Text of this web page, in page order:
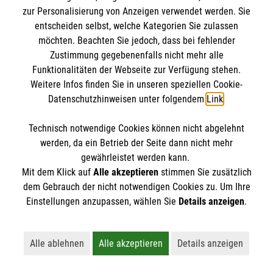
des Malteser Hilfsdienstes e.V. und des Bistums
Eichstätt.
Unser Fahrdienst umfasst Linienfahrten zu (Förder-)
Schulen, zu Kindergärten, Tagesstätten und
Einrichtungen für Erwachsene mit Behinderung.
Die Ausstattung der Fahrzeuge entspricht immer
den Bedürfnissen der jeweiligen Fahrgäste:
Fahrzeuge mit Rollstuhlhebebühne
absenkbare Fahrzeuge mit Rampe für die
Beförderung einzelner Rollstuhlfahrer
PKW für die Beförderung einzelner Fahrgäste
9-Sitzer Fahrzeuge für die Schüler-Beförderung
Im Juni 2008 wurde der Fahrdienst des Malteser
Hilfsdienstes erstmals mit dem DEKRA / TÜV-
Steffen Schleußner
Leiter Fahrdienste
Tel.(0841) 95454-11
Nachricht senden
Medizinproduktesicherheit
zur Personalisierung von Anzeigen verwendet werden. Sie
entscheiden selbst, welche Kategorien Sie zulassen
möchten. Beachten Sie jedoch, dass bei fehlender
Zustimmung gegebenenfalls nicht mehr alle
Funktionalitäten der Webseite zur Verfügung stehen.
Weitere Infos finden Sie in unseren speziellen Cookie-
Datenschutzhinweisen unter folgendem Link.
Technisch notwendige Cookies können nicht abgelehnt
werden, da ein Betrieb der Seite dann nicht mehr
gewährleistet werden kann.
Mit dem Klick auf Alle akzeptierenstimmen Sie zusätzlich
dem Gebrauch der nicht notwendigen Cookies zu. Um Ihre
Einstellungen anzupassen, wählen Sie Details anzeigen.
Alle ablehnen
Lehnt alle nicht-essentiellen Cookies ab
Alle akzeptieren
Akzeptiert alle Cookies
Details anzeigen